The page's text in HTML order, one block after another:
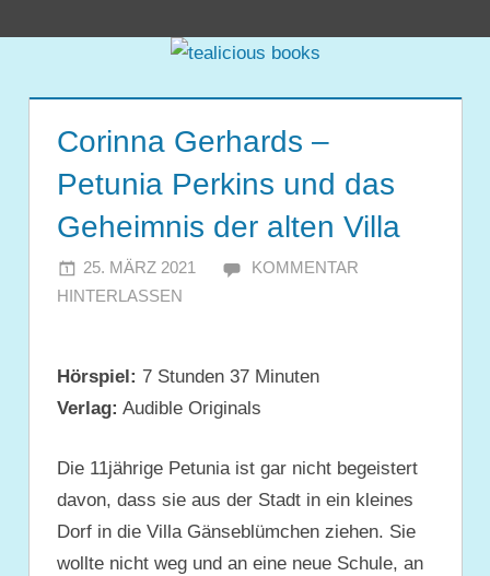
tealicious
books
Corinna Gerhards –
Petunia Perkins und das
Geheimnis der alten Villa
25. MÄRZ 2021 JULIA
KOMMENTAR
HINTERLASSEN
Hörspiel: 7 Stunden 37 Minuten
Verlag: Audible Originals
Die 11jährige Petunia ist gar nicht begeistert
davon, dass sie aus der Stadt in ein kleines
Dorf in die Villa Gänseblümchen ziehen. Sie
wollte nicht weg und an eine neue Schule, an